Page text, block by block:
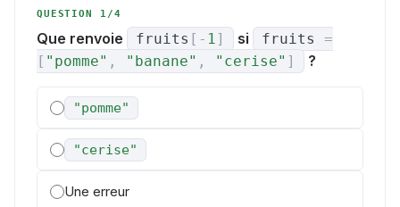
QUESTION 1/4
Que renvoie fruits [ - 1] si fruits =
[ "pomme" , "banane" , "cerise" ] ?
"pomme"
"cerise"
Une erreur